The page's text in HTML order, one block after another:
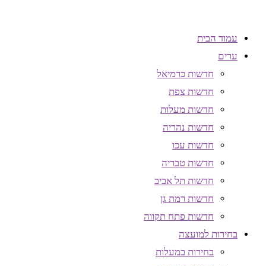
עמוד הבית
ערים
חדשות כרמיאל
חדשות צפת
חדשות מעלות
חדשות נהריה
חדשות עכו
חדשות טבריה
חדשות תל אביב
חדשות רמת גן
חדשות פתח תקווה
בחירות למועצה
בחירות במעלות